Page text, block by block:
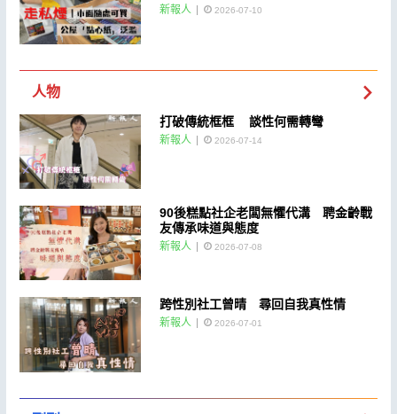
新報人 2026-07-10
人物
打破傳統框框 談性何需轉彎
新報人 2026-07-14
90後糕點社企老闆無懼代溝 聘金齡戰
友傳承味道與態度
新報人 2026-07-08
跨性別社工曾晴 尋回自我真性情
新報人 2026-07-01